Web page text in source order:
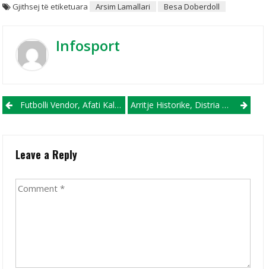
Gjithsej të etiketuara Arsim Lamallari Besa Doberdoll
Infosport
Post navigation
Futbolli Vendor, Afati Kalimtar I Dimrit Nis Me 15 Janar Arritje Historike, Distria Krasniqi Xhudistja Më E Mirë Në Botë Për Vitin 2023
Leave a Reply